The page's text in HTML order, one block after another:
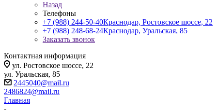
Назад
Телефоны
+7 (988) 244-50-40Краснодар, Ростовское шоссе, 22
+7 (988) 248-68-24Краснодар, Уральская, 85
Заказать звонок
Контактная информация
ул. Ростовское шоссе, 22
ул. Уральская, 85
2445040@mail.ru
2486824@mail.ru
Главная